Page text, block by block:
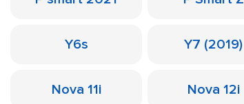
Y6s Y7 (2019)
Nova 11i Nova 12i